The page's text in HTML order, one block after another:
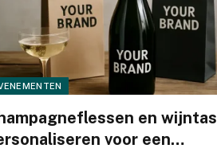
en
voor een